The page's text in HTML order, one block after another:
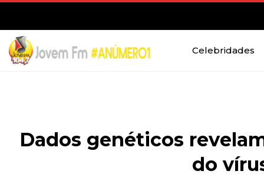
Celebridades
Dados genéticos
do